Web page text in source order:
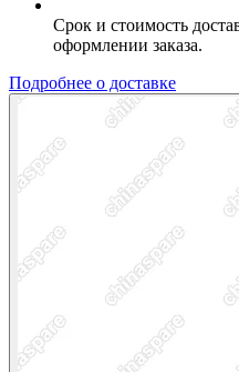
Срок и стоимость
оформлении заказа.
Подробнее о доставке